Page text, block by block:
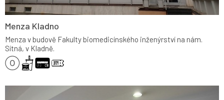
Menza Kladno
Menza v budově Fakulty biomedicínského inženýrství na nám.
Sítná, v Kladně.